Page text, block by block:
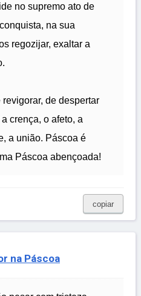
no supremo ato de
na sua
regozijar, exaltar a
de despertar
crença, o afeto, a
a união. Páscoa é
Páscoa abençoada!
copiar
na Páscoa